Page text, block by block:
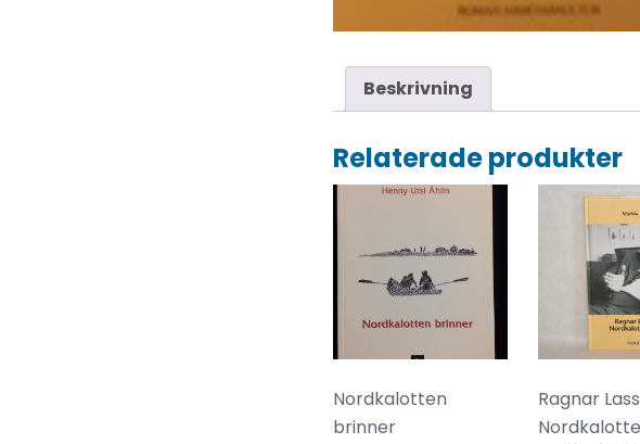
Beskrivning
Relaterade produkter
Nordkalotten
brinner
Ragnar